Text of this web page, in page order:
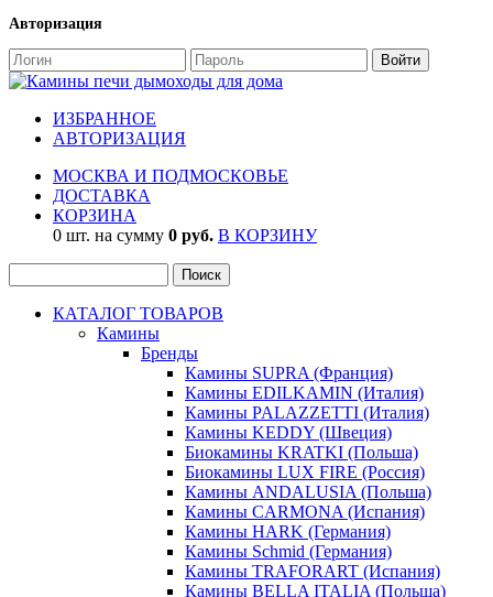
Авторизация
ИЗБРАННОЕ
АВТОРИЗАЦИЯ
МОСКВА И ПОДМОСКОВЬЕ
ДОСТАВКА
КОРЗИНА
0 шт. на сумму 0 руб. В КОРЗИНУ
КАТАЛОГ ТОВАРОВ
Камины
Бренды
Камины SUPRA (Франция)
Камины EDILKAMIN (Италия)
Камины PALAZZETTI (Италия)
Камины KEDDY (Швеция)
Биокамины KRATKI (Польша)
Биокамины LUX FIRE (Россия)
Камины ANDALUSIA (Польша)
Камины CARMONA (Испания)
Камины HARK (Германия)
Камины Schmid (Германия)
Камины TRAFORART (Испания)
Камины BELLA ITALIA (Польша)